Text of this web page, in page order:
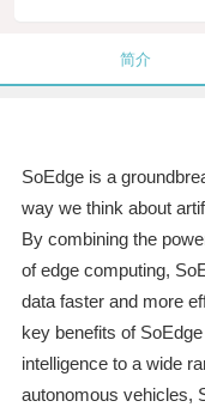
简介
SoEdge is a
way we think about
By combining the
of edge computing,
data faster and more
key benefits of
intelligence to a wide
autonomous vehicles,